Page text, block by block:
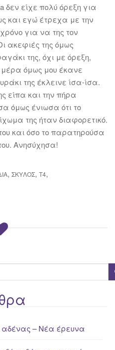
δεν είχε πολύ όρεξη για
και εγώ έτρεχα με την
για να της τον
ακεφιές της όμως
της, όχι με όρεξη,
όμως μου έκανε
της έκλεινε ίσα-ίσα.
είπα και την πήρα
όμως ένιωσα ότι το
της ήταν διαφορετικό.
και όσο το παρατηρούσα
Ανησύχησα!
, ΣΚΎΛΟΣ, Τ4,
αδένας – Νέα έρευνα